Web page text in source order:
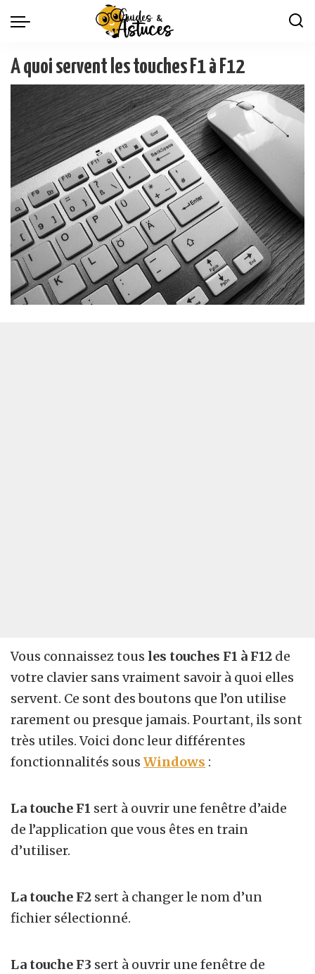
A quoi servent les touches F1 à F12
Vous connaissez tous les touches F1 à F12 de
votre clavier sans vraiment savoir à quoi elles
servent. Ce sont des boutons que l’on utilise
rarement ou presque jamais. Pourtant, ils sont
très utiles. Voici donc leur différentes
fonctionnalités sous Windows :
La touche F1 sert à ouvrir une fenêtre d’aide
de l’application que vous êtes en train
d’utiliser.
La touche F2 sert à changer le nom d’un
fichier sélectionné.
La touche F3 sert à ouvrir une fenêtre de